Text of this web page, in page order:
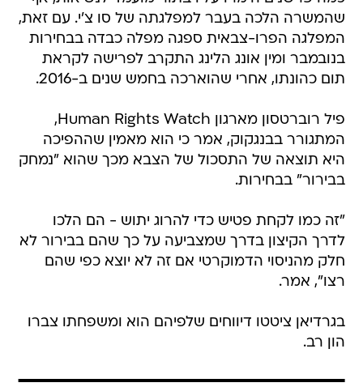
שהמשרה הלכה בעבר למפלגתה של סו צ'י. עם זאת,
המפלגה הפרו-צבאית ספגה מפלה כבדה בבחירות
בנובמבר ומין אונג הלינג התקרב לפרישה לקראת
תום כהונתו, אחרי שהוארכה בחמש שנים ב-2016.
פיל רוברטסון מארגון Human Rights Watch,
המתגורר בבנגקוק, אמר כי הוא מאמין שההפיכה
היא תוצאה של התסכול של הצבא מכך שהוא "נמחק
בבירור" בבחירות.
"זה כמו לקחת פטיש כדי להרוג יתוש - הם הלכו
לדרך הקיצון בדרך שמצביעה על כך שהם בבירור לא
חלק מהניסוי הדמוקרטי אם זה לא יוצא כפי שהם
רצו", אמר.
בגרדיאן ציטטו דיווחים שלפיהם הוא ומשפחתו צברו
הון רב.